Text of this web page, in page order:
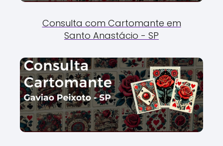
Consulta com Cartomante em
Santo Anastácio - SP